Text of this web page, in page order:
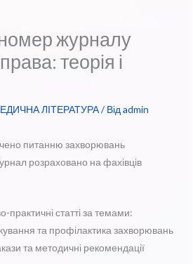
журналу
теорія і
ЛІТЕРАТУРА/ Відadmin
питанню захворювань
розраховано на фахівців
практичні статті за темами:
та профілактика захворювань
та методичні рекомендації